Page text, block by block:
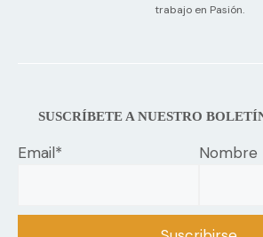
trabajo en Pasión.
SUSCRÍBETE A NUESTRO
Email* Nombre